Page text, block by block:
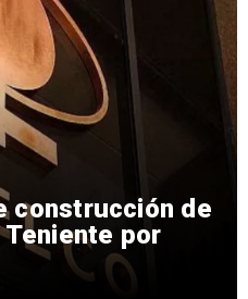
construcción de
por